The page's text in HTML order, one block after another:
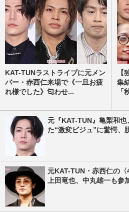
KAT-TUNラストライブに元メン
バー・赤西仁来場で《一旦お疲
れ様でした》匂わせ...
集
「
元『KAT-TUN』亀梨和
た“激変ビジュ”に驚愕、
元KAT-TUN・赤西仁の
上田竜也、中丸雄一も参